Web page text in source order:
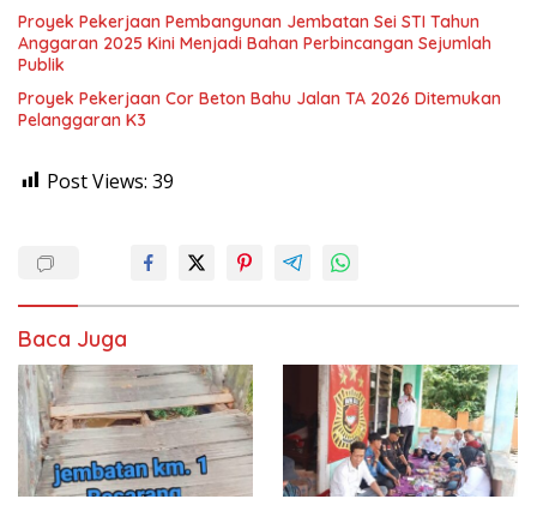
Proyek Pekerjaan Pembangunan Jembatan Sei STI Tahun
Anggaran 2025 Kini Menjadi Bahan Perbincangan Sejumlah
Publik
Proyek Pekerjaan Cor Beton Bahu Jalan TA 2026 Ditemukan
Pelanggaran K3
Post Views: 39
Baca Juga